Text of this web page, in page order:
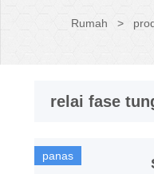
Rumah >
relai fase
panas